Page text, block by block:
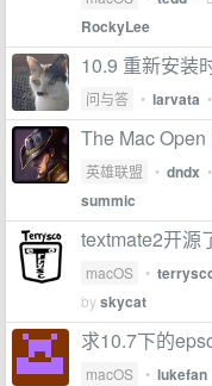
RockyLee
10.9 重新安装
问与答 • larvata •
The Mac
英雄联盟 • dndx •
summic
textmate2开源
macOS •
byskycat
求10.7下的
macOS • lukefan